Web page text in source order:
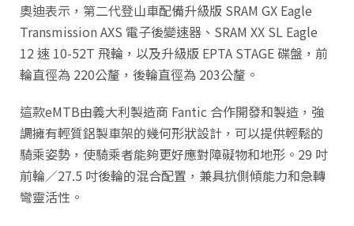
奧迪表示，第二代登山車配備升級版 SRAM GX Eagle
Transmission AXS 電子後變速器、SRAM XX SL Eagle
12 速 10-52T 飛輪，以及升級版 EPTA STAGE 碟盤，前
輪直徑為 220公釐，後輪直徑為 203公釐。
這款eMTB由義大利製造商 Fantic 合作開發和製造，強
調擁有輕質鋁製車架的幾何形狀設計，可以提供輕鬆的
騎乘姿勢，使騎乘者能夠更好應對障礙物和地形。29 吋
前輪／27.5 吋後輪的混合配置，兼具抗側傾能力和急轉
彎靈活性。